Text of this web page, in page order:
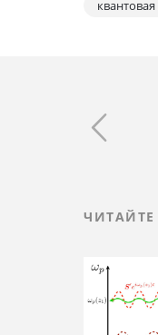
ЧИТАЙТЕ